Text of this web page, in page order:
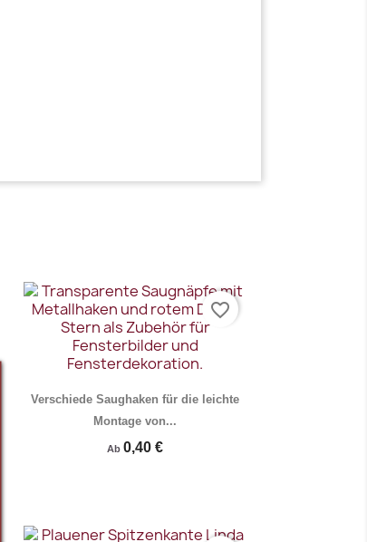
Vorschau
Verschiede Saughaken für die leichte
Montage von...
Ab0,40 €
favorite_border